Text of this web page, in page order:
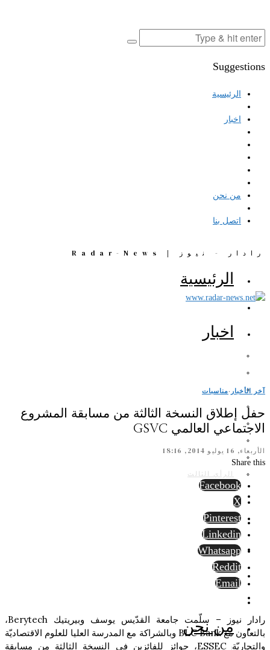
Suggestions
الرئيسية
اخبار
من نحن
اتصل بنا
رادار - نيوز | Radar-News
الرئيسية
اخبار
الرأي الثالث
من نحن
آخر الأخبار ·مناسبات
حفل إطلاق النسخة الثالثة من مسابقة المشروع
الاجتماعي العالمي GSVC
الأربعاء, 16 يوليو 2014, 18:16
Share this
Facebook
X
Pinterest
Linkedin
Whatsapp
Reddit
Email
رادار نيوز – سلّمت جامعة القدّيس يوسف وبيريتيك Berytech،
بالتعاون مع BLC Bank وبالشراكة مع المدرسة العليا للعلوم الاقتصاديّة
والتجاريّة ESSEC، جوائز للفائزين في النسخة الثالثة من مسابقة